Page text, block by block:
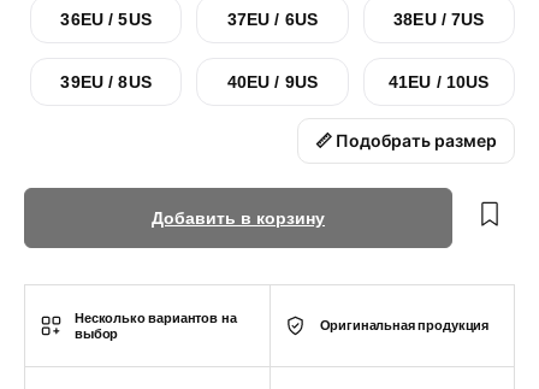
36EU / 5US 37EU / 6US 38EU / 7US
39EU / 8US 40EU / 9US 41EU / 10US
📏 Подобрать размер
Добавить в корзину
Несколько вариантов на
выбор
Оригинальная продукция